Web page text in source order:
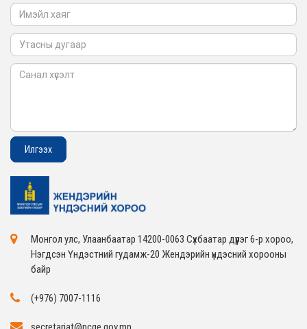
Монгол улс, Улаанбаатар 14200-0063 Сүхбаатар дүүрэг 6-р хороо,
Нэгдсэн Үндэстний гудамж-20 Жендэрийн үндэсний хорооны
байр
(+976) 7007-1116